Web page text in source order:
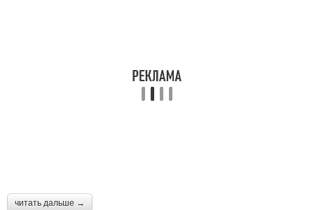
читать дальше →